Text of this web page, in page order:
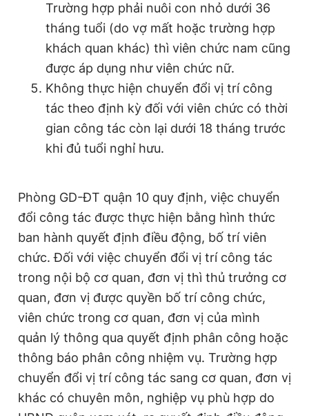
Trường hợp phải nuôi con nhỏ dưới 36
tháng tuổi (do vợ mất hoặc trường hợp
khách quan khác) thì viên chức nam cũng
được áp dụng như viên chức nữ.
Không thực hiện chuyển đổi vị trí công
tác theo định kỳ đối với viên chức có thời
gian công tác còn lại dưới 18 tháng trước
khi đủ tuổi nghỉ hưu.
Phòng GD-ĐT quận 10 quy định, việc chuyển
đổi công tác được thực hiện bằng hình thức
ban hành quyết định điều động, bố trí viên
chức. Đối với việc chuyển đổi vị trí công tác
trong nội bộ cơ quan, đơn vị thì thủ trưởng cơ
quan, đơn vị được quyền bố trí công chức,
viên chức trong cơ quan, đơn vị của mình
quản lý thông qua quyết định phân công hoặc
thông báo phân công nhiệm vụ. Trường hợp
chuyển đổi vị trí công tác sang cơ quan, đơn vị
khác có chuyên môn, nghiệp vụ phù hợp do